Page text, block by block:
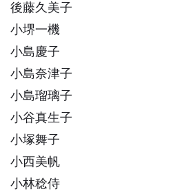
後藤久美子
小堺一機
小島慶子
小島奈津子
小島瑠璃子
小谷真生子
小塚舞子
小西美帆
小林稔侍